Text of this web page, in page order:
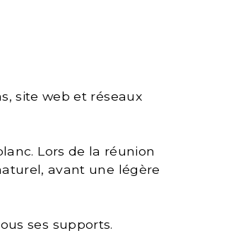
site web et réseaux
Lors de la réunion
avant une légère
ses supports.